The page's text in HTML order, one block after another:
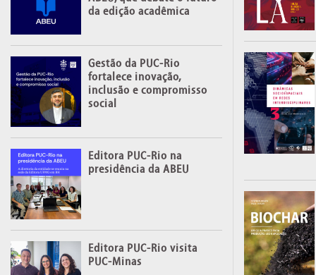
da edição acadêmica
Gestão da PUC-Rio
fortalece inovação,
inclusão e compromisso
social
Editora PUC-Rio na
presidência da ABEU
Editora PUC-Rio visita
PUC-Minas